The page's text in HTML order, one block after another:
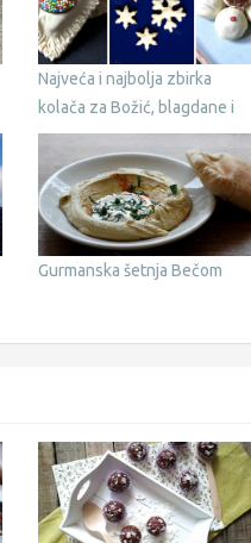
Najveća i najbolja zbirka
kolača za Božić, blagdane i
svečanosti
Gurmanska šetnja Bečom